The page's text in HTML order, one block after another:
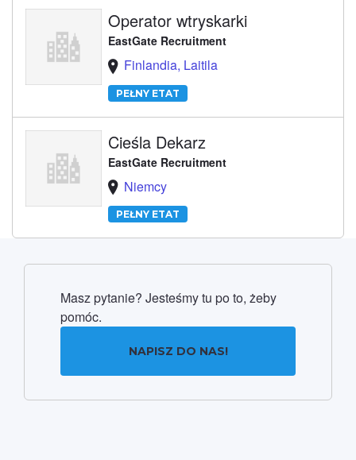
Operator wtryskarki
EastGate Recruitment
Finlandia, Laitila
PEŁNY ETAT
Cieśla Dekarz
EastGate Recruitment
Niemcy
PEŁNY ETAT
Masz pytanie? Jesteśmy tu po to, żeby
pomóc.
NAPISZ DO NAS!